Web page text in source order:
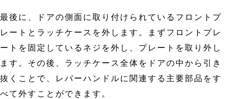
最後に、ドアの側面に取り付けられているフロントプ
レートとラッチケースを外します。まずフロントプレ
ートを固定しているネジを外し、プレートを取り外し
ます。その後、ラッチケース全体をドアの中から引き
抜くことで、レバーハンドルに関連する主要部品をす
べて外すことができます。